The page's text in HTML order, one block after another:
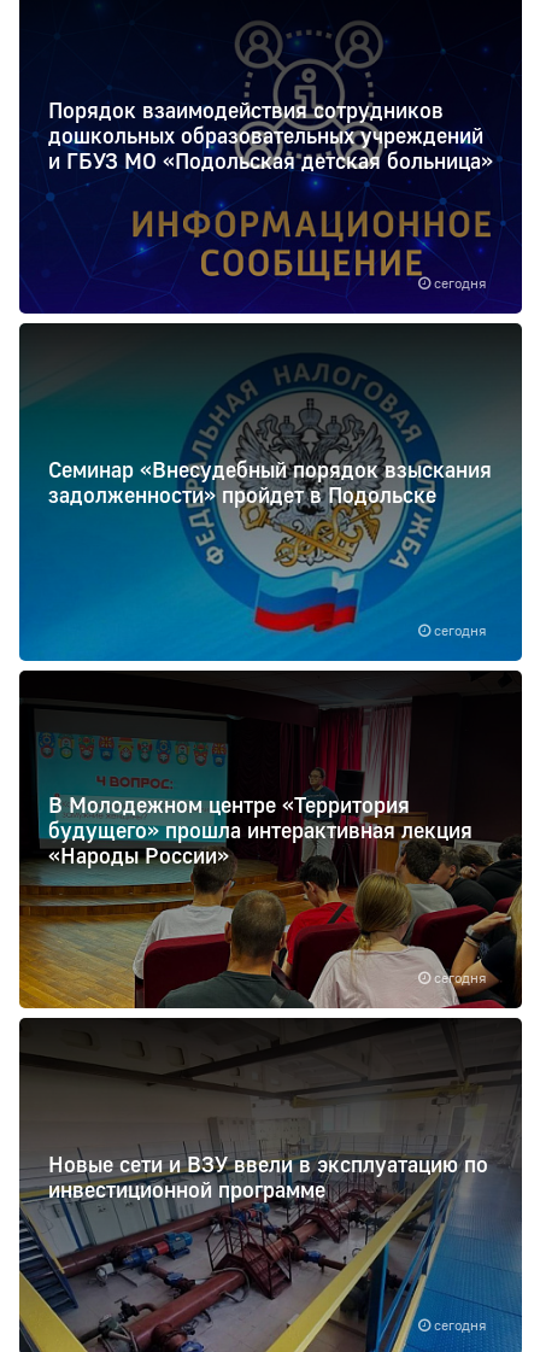
сегодня
Порядок взаимодействия сотрудников
дошкольных образовательных учреждений
и ГБУЗ МО «Подольская детская больница»
сегодня
Семинар «Внесудебный порядок взыскания
задолженности» пройдет в Подольске
сегодня
В Молодежном центре «Территория
будущего» прошла интерактивная лекция
«Народы России»
сегодня
Новые сети и ВЗУ ввели в эксплуатацию по
инвестиционной программе